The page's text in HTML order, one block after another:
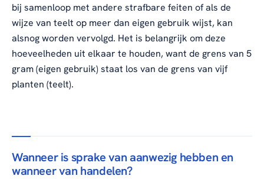
bij samenloop met andere strafbare feiten of als de
wijze van teelt op meer dan eigen gebruik wijst, kan
alsnog worden vervolgd. Het is belangrijk om deze
hoeveelheden uit elkaar te houden, want de grens van 5
gram (eigen gebruik) staat los van de grens van vijf
planten (teelt).
Wanneer is sprake van aanwezig hebben en
wanneer van handelen?